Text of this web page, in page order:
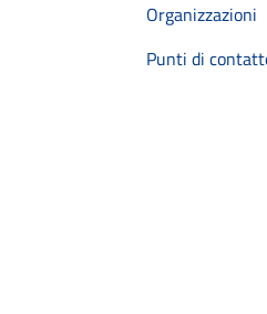
Organizzazioni
Punti di